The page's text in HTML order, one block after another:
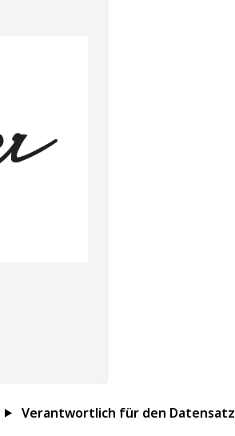
Verantwortlich für den Datensatz